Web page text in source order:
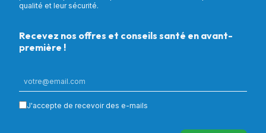
qualité et leur sécurité.
Recevez nos offres et conseils santé en avant-
première !
J'accepte de recevoir des e-mails